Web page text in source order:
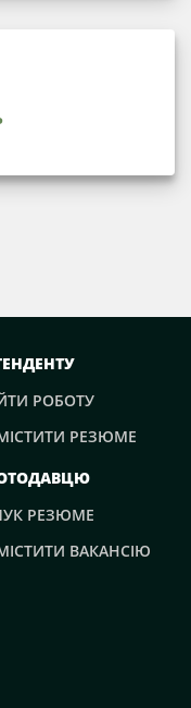
РОБОТУ
РЕЗЮМЕ
РЕЗЮМЕ
ВАКАНСІЮ